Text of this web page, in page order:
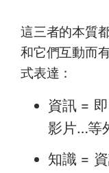
這三者的本質
和它們互動而
式表達：
資訊 =
影片…等
知識 =